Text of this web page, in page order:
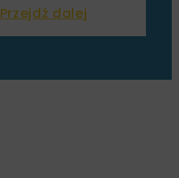
Przejdź dalej